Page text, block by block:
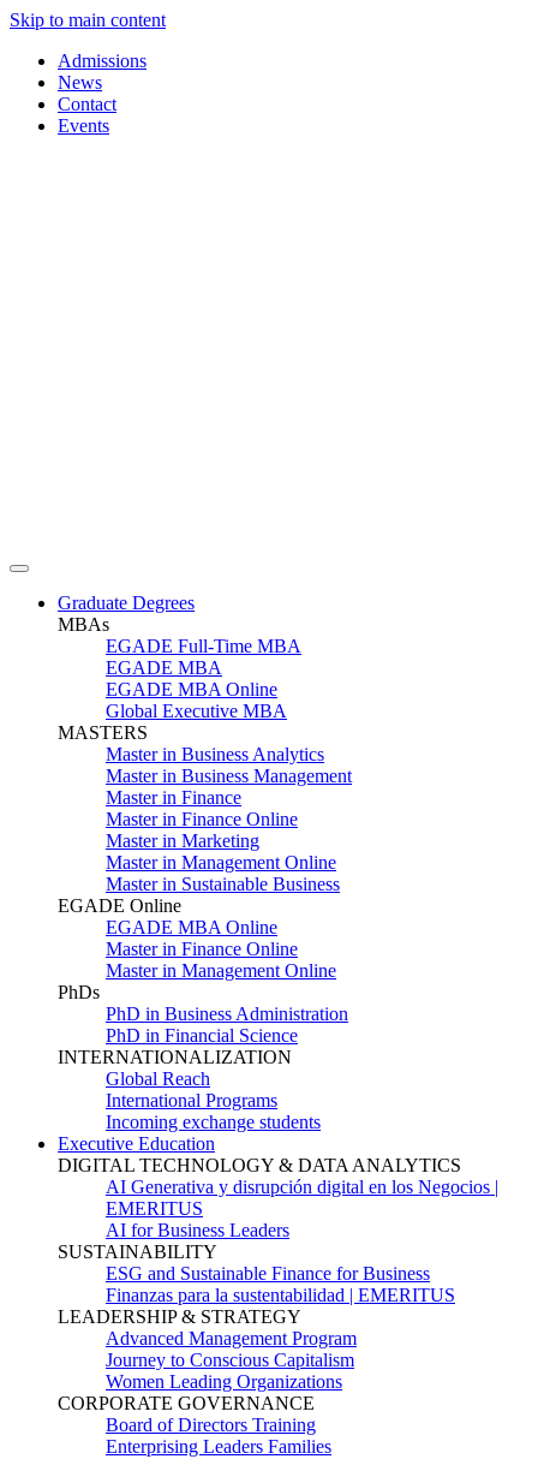
Skip to main content
Admissions
News
Contact
Events
Graduate Degrees
MBAs
EGADE Full-Time MBA
EGADE MBA
EGADE MBA Online
Global Executive MBA
MASTERS
Master in Business Analytics
Master in Business Management
Master in Finance
Master in Finance Online
Master in Marketing
Master in Management Online
Master in Sustainable Business
EGADE Online
EGADE MBA Online
Master in Finance Online
Master in Management Online
PhDs
PhD in Business Administration
PhD in Financial Science
INTERNATIONALIZATION
Global Reach
International Programs
Incoming exchange students
Executive Education
DIGITAL TECHNOLOGY & DATA ANALYTICS
AI Generativa y disrupción digital en los Negocios |
EMERITUS
AI for Business Leaders
SUSTAINABILITY
ESG and Sustainable Finance for Business
Finanzas para la sustentabilidad | EMERITUS
LEADERSHIP & STRATEGY
Advanced Management Program
Journey to Conscious Capitalism
Women Leading Organizations
CORPORATE GOVERNANCE
Board of Directors Training
Enterprising Leaders Families